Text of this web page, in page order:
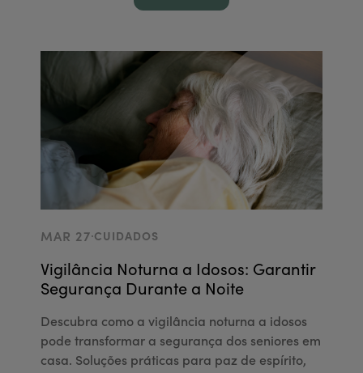
MAR 27.CUIDADOS
Vigilância Noturna a Idosos: Garantir
Segurança Durante a Noite
Descubra como a vigilância noturna a idosos
pode transformar a segurança dos seniores em
casa. Soluções práticas para paz de espírito,